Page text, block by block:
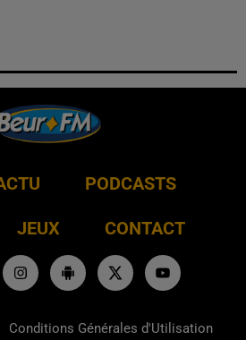
PODCASTS
JEUX CONTACT
Conditions Générales d'Utilisation